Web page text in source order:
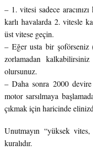
– 1. vitesi sadece
karlı havalarda 2. vitesle
üst vitese geçin.
– Eğer usta bir şoförseniz
zorlamadan
olursunuz.
– Daha sonra 2000
motor sarsılmaya
çıkmak için haricinde
Unutmayın “yüksek
kuralıdır.